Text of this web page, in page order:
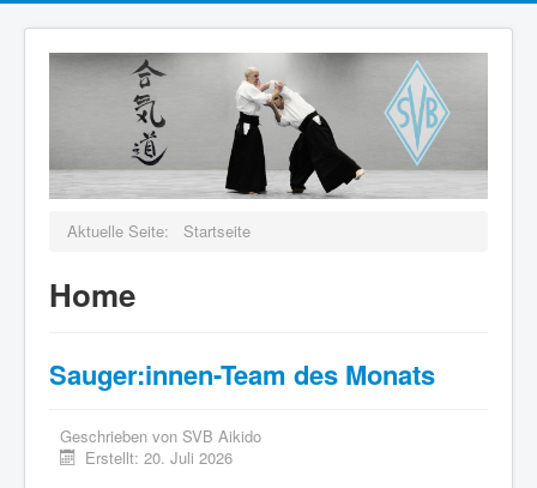
Aktuelle Seite: Startseite
Home
Sauger:innen-Team des Monats
Geschrieben von SVB Aikido
Erstellt: 20. Juli 2026